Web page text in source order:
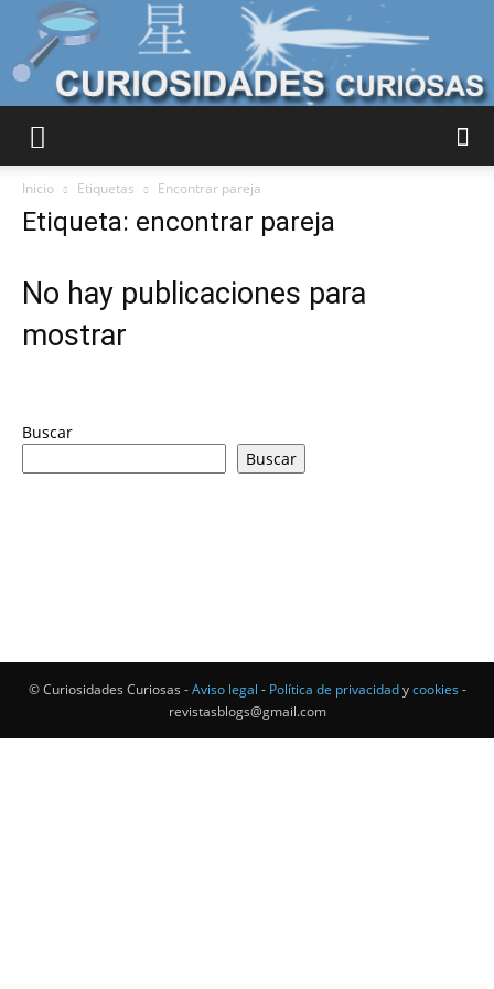
Mundo
Inicio Etiquetas Encontrar pareja
Etiqueta: encontrar pareja
No hay publicaciones para
mostrar
Buscar
Buscar
© Curiosidades Curiosas -Aviso legal - Política de privacidadycookies -
revistasblogs@gmail.com